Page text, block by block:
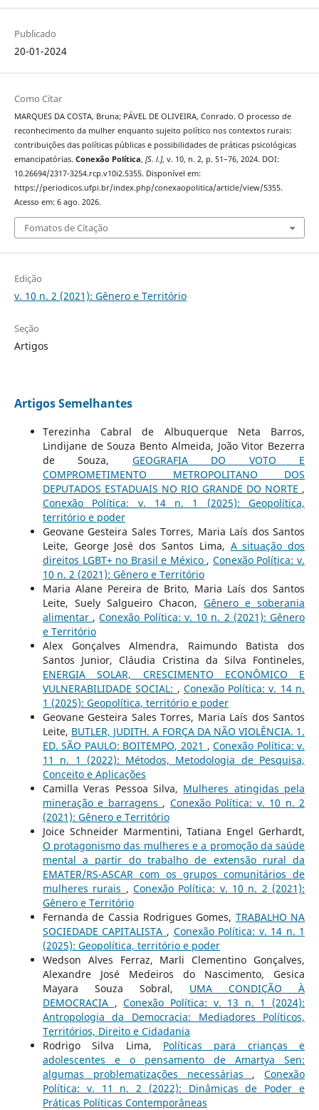
Publicado
20-01-2024
Como Citar
MARQUES DA COSTA, Bruna; PÁVEL DE OLIVEIRA, Conrado. O processo de
reconhecimento da mulher enquanto sujeito político nos contextos rurais:
contribuições das políticas públicas e possibilidades de práticas psicológicas
emancipatórias. Conexão Política, [S. l.], v. 10, n. 2, p. 51–76, 2024. DOI:
10.26694/2317-3254.rcp.v10i2.5355. Disponível em:
https://periodicos.ufpi.br/index.php/conexaopolitica/article/view/5355.
Acesso em: 6 ago. 2026.
Fomatos de Citação
Edição
v. 10 n. 2 (2021): Gênero e Território
Seção
Artigos
Artigos Semelhantes
Terezinha Cabral de Albuquerque Neta Barros,
Lindijane de Souza Bento Almeida, João Vitor Bezerra
de Souza, GEOGRAFIA DO VOTO E
COMPROMETIMENTO METROPOLITANO DOS
DEPUTADOS ESTADUAIS NO RIO GRANDE DO NORTE ,
Conexão Política: v. 14 n. 1 (2025): Geopolítica,
território e poder
Geovane Gesteira Sales Torres, Maria Laís dos Santos
Leite, George José dos Santos Lima, A situação dos
direitos LGBT+ no Brasil e México , Conexão Política: v.
10 n. 2 (2021): Gênero e Território
Maria Alane Pereira de Brito, Maria Laís dos Santos
Leite, Suely Salgueiro Chacon,Gênero e soberania
alimentar ,Conexão Política: v. 10 n. 2 (2021): Gênero
e Território
Alex Gonçalves Almendra, Raimundo Batista dos
Santos Junior, Cláudia Cristina da Silva Fontineles,
ENERGIA SOLAR, CRESCIMENTO ECONÔMICO E
VULNERABILIDADE SOCIAL: , Conexão Política: v. 14 n.
1 (2025): Geopolítica, território e poder
Geovane Gesteira Sales Torres, Maria Laís dos Santos
Leite, BUTLER, JUDITH. A FORÇA DA NÃO VIOLÊNCIA. 1.
ED. SÃO PAULO: BOITEMPO, 2021 ,Conexão Política: v.
11 n. 1 (2022): Métodos, Metodologia de Pesquisa,
Conceito e Aplicações
Camilla Veras Pessoa Silva, Mulheres atingidas pela
mineração e barragens , Conexão Política: v. 10 n. 2
(2021): Gênero e Território
Joice Schneider Marmentini, Tatiana Engel Gerhardt,
O protagonismo das mulheres e a promoção da saúde
mental a partir do trabalho de extensão rural da
EMATER/RS-ASCAR com os grupos comunitários de
mulheres rurais , Conexão Política: v. 10 n. 2 (2021):
Gênero e Território
Fernanda de Cassia Rodrigues Gomes, TRABALHO NA
SOCIEDADE CAPITALISTA , Conexão Política: v. 14 n. 1
(2025): Geopolítica, território e poder
Wedson Alves Ferraz, Marli Clementino Gonçalves,
Alexandre José Medeiros do Nascimento, Gesica
Mayara Souza Sobral, UMA CONDIÇÃO À
DEMOCRACIA ,Conexão Política: v. 13 n. 1 (2024):
Antropologia da Democracia: Mediadores Políticos,
Territórios, Direito e Cidadania
Rodrigo Silva Lima, Políticas para crianças e
adolescentes e o pensamento de Amartya Sen:
algumas problematizações necessárias ,Conexão
Política: v. 11 n. 2 (2022): Dinâmicas de Poder e
Práticas Políticas Contemporâneas